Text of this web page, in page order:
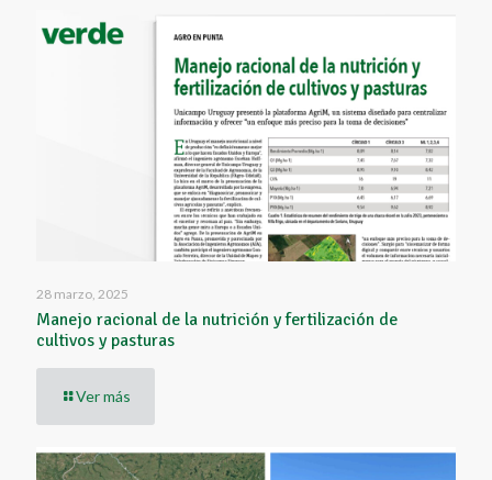
28 marzo, 2025
Manejo racional de la nutrición y fertilización de
cultivos y pasturas
Ver más